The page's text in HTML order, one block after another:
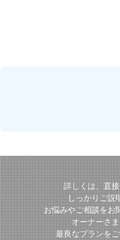
詳しくは、直
しっかりご説
お悩みやご相談をお
オーナーさ
最良なプランを